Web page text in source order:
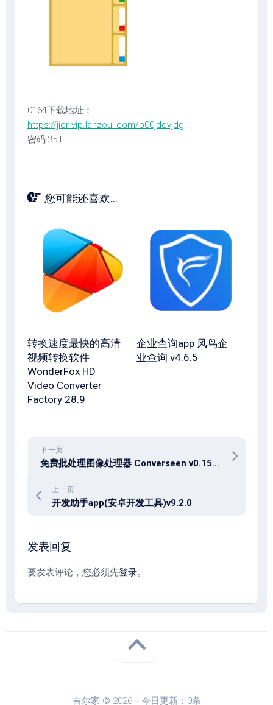
0164下载地址：
https://jier-vip.lanzoul.com/b00jdevjdg
密码:35lt
您可能还喜欢...
转换速度最快的高清
视频转换软件
WonderFox HD
Video Converter
Factory 28.9
企业查询app 风鸟企
业查询 v4.6.5
下一页
免费批处理图像处理器 Converseen v0.15.2.3-1
上一页
开发助手app(安卓开发工具)v9.2.0
发表回复
要发表评论，您必须先登录。
吉尔家 © 2026－今日更新：0条